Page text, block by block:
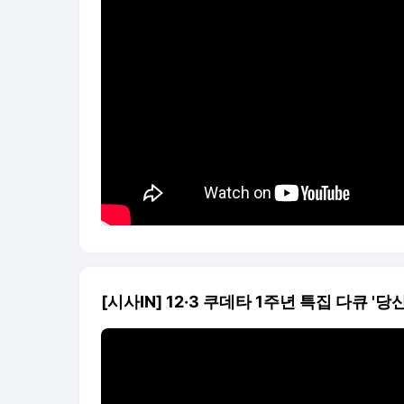
[시사IN] 12·3 쿠데타 1주년 특집 다큐 '당